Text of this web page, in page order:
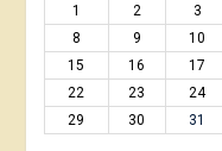
1
2 3
8
9 10
15
16 17
22
23 24
29
30 31